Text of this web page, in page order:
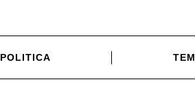
POLITICA